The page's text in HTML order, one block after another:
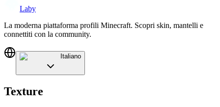
Laby
La moderna piattaforma profili Minecraft. Scopri skin, mantelli e
connettiti con la community.
Italiano
Texture